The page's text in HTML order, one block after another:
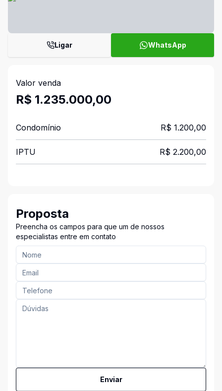
Ligar WhatsApp
Valor venda
R$ 1.235.000,00
Condomínio R$ 1.200,00
IPTU R$ 2.200,00
Proposta
Preencha os campos para que um de nossos
especialistas entre em contato
Enviar